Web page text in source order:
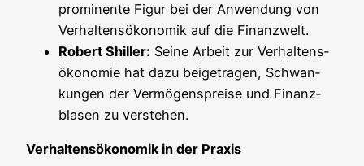
pro­mi­nen­te Figur bei der Anwen­dung von
Ver­hal­tens­öko­no­mik auf die Finanzwelt.
Robert Shil­ler: Sei­ne Arbeit zur Ver­hal­tens­
öko­no­mie hat dazu bei­getra­gen, Schwan­
kun­gen der Ver­mö­gens­prei­se und Finanz­
bla­sen zu verstehen.
Ver­hal­tens­öko­no­mik in der Praxis